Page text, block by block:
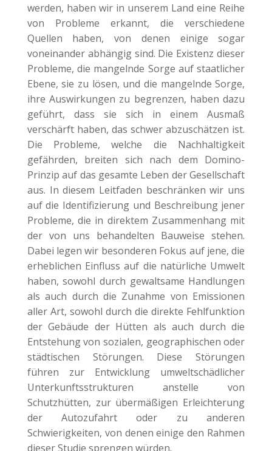
werden, haben wir in unserem Land eine Reihe
von Probleme erkannt, die verschiedene
Quellen haben, von denen einige sogar
voneinander abhängig sind. Die Existenz dieser
Probleme, die mangelnde Sorge auf staatlicher
Ebene, sie zu lösen, und die mangelnde Sorge,
ihre Auswirkungen zu begrenzen, haben dazu
geführt, dass sie sich in einem Ausmaß
verschärft haben, das schwer abzuschätzen ist.
Die Probleme, welche die Nachhaltigkeit
gefährden, breiten sich nach dem Domino-
Prinzip auf das gesamte Leben der Gesellschaft
aus. In diesem Leitfaden beschränken wir uns
auf die Identifizierung und Beschreibung jener
Probleme, die in direktem Zusammenhang mit
der von uns behandelten Bauweise stehen.
Dabei legen wir besonderen Fokus auf jene, die
erheblichen Einfluss auf die natürliche Umwelt
haben, sowohl durch gewaltsame Handlungen
als auch durch die Zunahme von Emissionen
aller Art, sowohl durch die direkte Fehlfunktion
der Gebäude der Hütten als auch durch die
Entstehung von sozialen, geographischen oder
städtischen Störungen. Diese Störungen
führen zur Entwicklung umweltschädlicher
Unterkunftsstrukturen anstelle von
Schutzhütten, zur übermäßigen Erleichterung
der Autozufahrt oder zu anderen
Schwierigkeiten, von denen einige den Rahmen
dieser Studie sprengen würden.